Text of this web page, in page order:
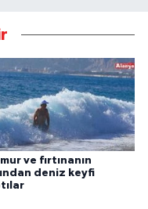
ve fırtınanın
deniz keyfi